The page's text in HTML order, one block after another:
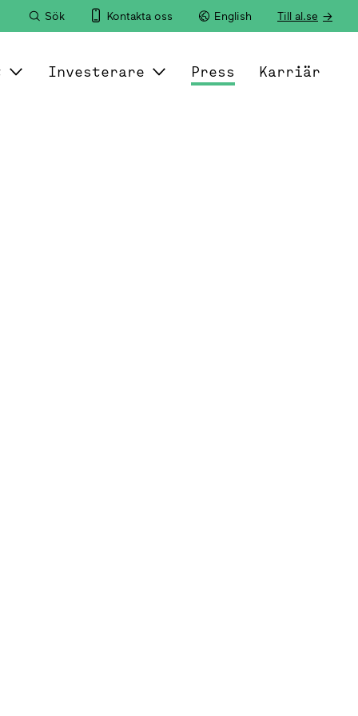
Sök Kontakta oss English Till al.se
Investerare Press Karriär